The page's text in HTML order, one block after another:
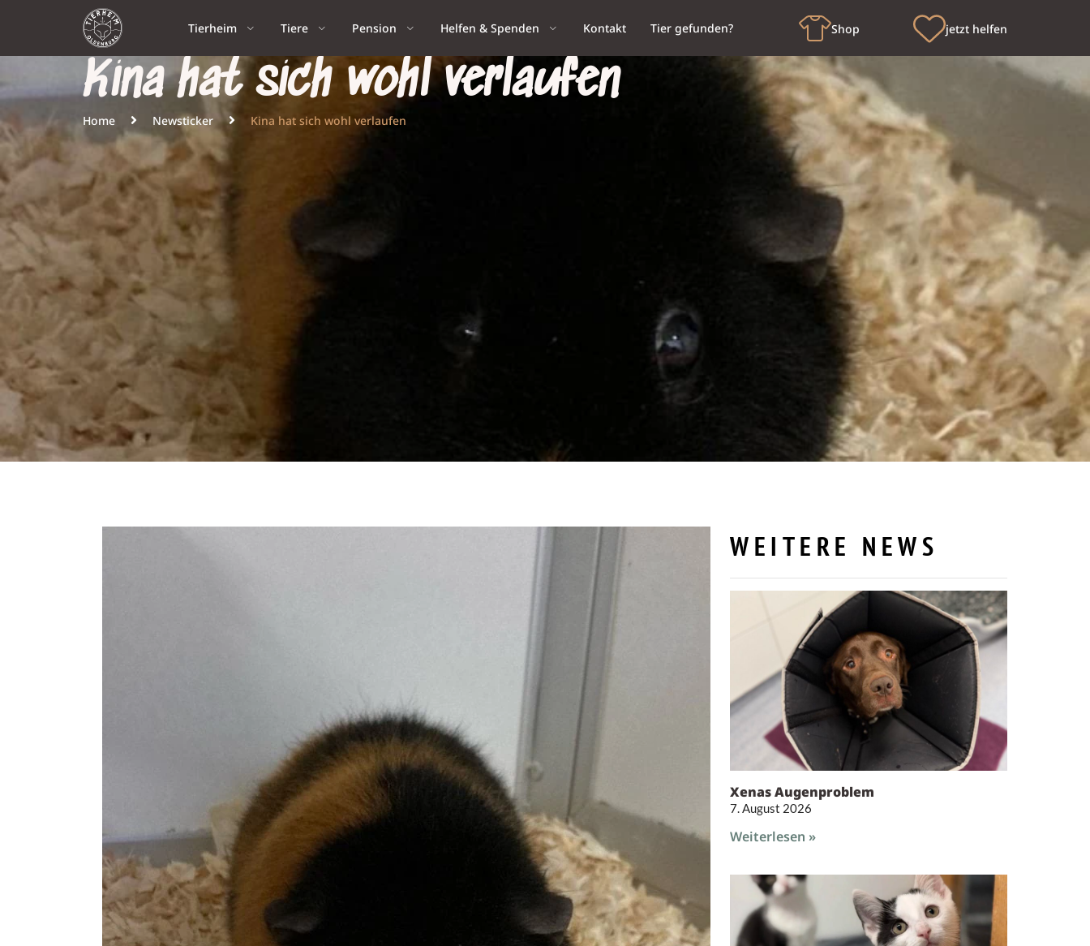
Tierheim Tiere Pension Helfen & Spenden Kontakt Tier gefunden? Shop jetzt helfen
Kina hat sich wohl verlaufen
Home Newsticker Kina hat sich wohl verlaufen
WEITERE NEWS
Xenas Augenproblem
7. August 2026
Weiterlesen »